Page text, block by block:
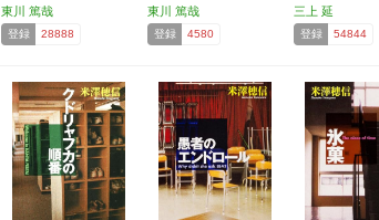
東川 篤哉
登録 28888
東川 篤哉
登録 4580
な…
三上 延
登録 54844